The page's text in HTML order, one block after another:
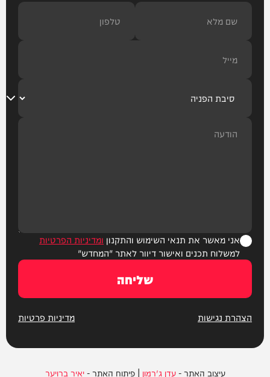
אני מאשר את תנאי השימוש והתקנון ומדיניות הפרטיות
למשלוח תכנים ואישור דיוור לאתר "המחדש"
שליחה
הצהרת נגישות מדיניות פרטיות
עיצוב האתר -עדן ג'רמון | פיתוח האתר -יאיר ברויער